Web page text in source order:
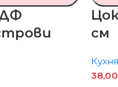
см
38,00